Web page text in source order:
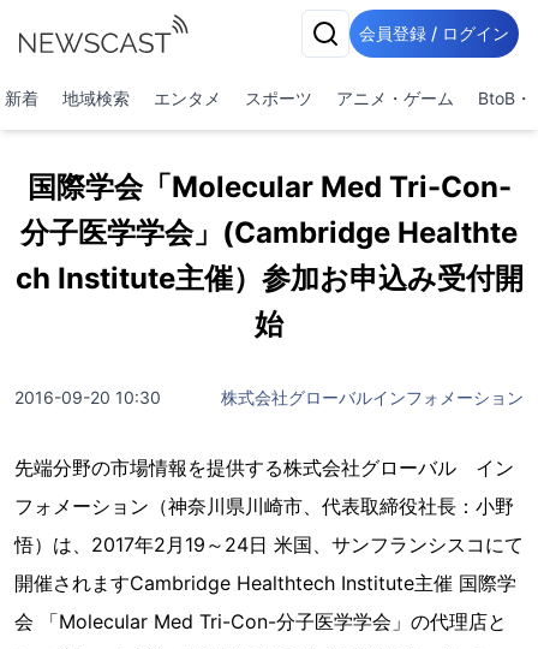
会員登録 / ログイン
新着 地域検索 エンタメ スポーツ アニメ・ゲーム BtoB・
国際学会「Molecular Med Tri-Con-
分子医学学会」(Cambridge Healthte
ch Institute主催）参加お申込み受付開
始
2016-09-20 10:30 株式会社グローバルインフォメーション
先端分野の市場情報を提供する株式会社グローバル イン
フォメーション（神奈川県川崎市、代表取締役社長：小野
悟）は、2017年2月19～24日 米国、サンフランシスコにて
開催されますCambridge Healthtech Institute主催 国際学
会 「Molecular Med Tri-Con-分子医学学会」の代理店と